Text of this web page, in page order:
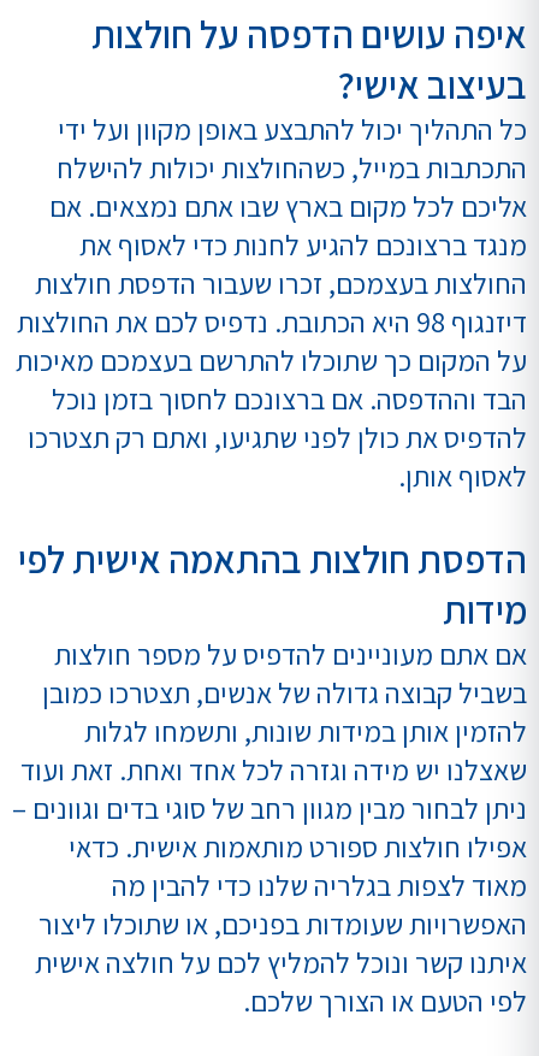
איפה עושים הדפסה על חולצות
בעיצוב אישי?
כל התהליך יכול להתבצע באופן מקוון ועל ידי
התכתבות במייל, כשהחולצות יכולות להישלח
אליכם לכל מקום בארץ שבו אתם נמצאים. אם
מנגד ברצונכם להגיע לחנות כדי לאסוף את
החולצות בעצמכם, זכרו שעבור הדפסת חולצות
דיזנגוף 98 היא הכתובת. נדפיס לכם את החולצות
על המקום כך שתוכלו להתרשם בעצמכם מאיכות
הבד וההדפסה. אם ברצונכם לחסוך בזמן נוכל
להדפיס את כולן לפני שתגיעו, ואתם רק תצטרכו
לאסוף אותן.
הדפסת חולצות בהתאמה אישית לפי
מידות
אם אתם מעוניינים להדפיס על מספר חולצות
בשביל קבוצה גדולה של אנשים, תצטרכו כמובן
להזמין אותן במידות שונות, ותשמחו לגלות
שאצלנו יש מידה וגזרה לכל אחד ואחת. זאת ועוד
ניתן לבחור מבין מגוון רחב של סוגי בדים וגוונים –
אפילו חולצות ספורט מותאמות אישית. כדאי
מאוד לצפות בגלריה שלנו כדי להבין מה
האפשרויות שעומדות בפניכם, או שתוכלו ליצור
איתנו קשר ונוכל להמליץ לכם על חולצה אישית
לפי הטעם או הצורך שלכם.